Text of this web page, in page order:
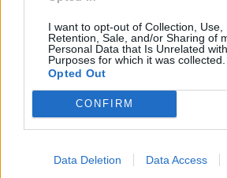
I want to opt-out of Collection, Use,
Retention, Sale, and/or Sharing of
Personal Data that Is Unrelated
Purposes for which it was collected.
Opted Out
CONFIRM
Data Deletion Data Access
MÁR ELŐFIZETŐNK VAGY?